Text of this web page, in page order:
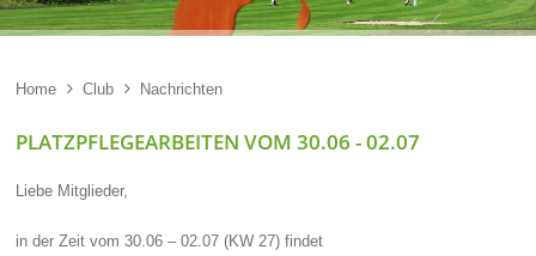
Home  Club  Nachrichten
PLATZPFLEGEARBEITEN VOM 30.06 - 02.07
Liebe Mitglieder,
in der Zeit vom 30.06 – 02.07 (KW 27) findet